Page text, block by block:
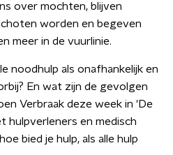
over mochten, blijven
worden en begeven
meer in de vuurlinie.
noodhulp als onafhankelijk en
En wat zijn de gevolgen
Verbraak deze week in 'De
hulpverleners en medisch
bied je hulp, als alle hulp